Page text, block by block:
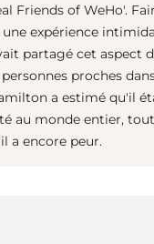
Friends of WeHo'.
expérience
partagé cet aspect
proches
a estimé qu'il
au monde entier,
a encore peur.